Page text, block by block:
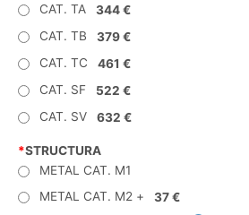
CAT. TA
344 €
CAT. TB
379 €
CAT. TC
461 €
CAT. SF
522 €
CAT. SV
632 €
*STRUCTURA
METAL CAT. M1
METAL CAT. M2 +
37 €